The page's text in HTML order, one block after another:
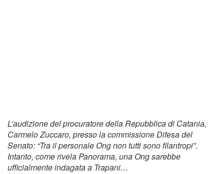
L’audizione del procuratore della Repubblica di Catania,
Carmelo Zuccaro, presso la commissione Difesa del
Senato: “Tra il personale Ong non tutti sono filantropi”.
Intanto, come rivela Panorama, una Ong sarebbe
ufficialmente indagata a Trapani…